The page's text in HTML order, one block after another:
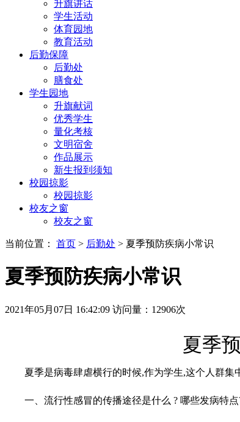
升旗讲话
学生活动
体育园地
教育活动
后勤保障
后勤处
膳食处
学生园地
升旗献词
优秀学生
量化考核
文明宿舍
作品展示
新生报到须知
校园掠影
校园掠影
校友之窗
校友之窗
当前位置： 首页 > 后勤处 > 夏季预防疾病小常识
夏季预防疾病小常识
2021年05月07日 16:42:09 访问量： 12906次
夏季预防
夏季是病毒肆虐横行的时候,作为学生,这个人群
一、流行性感冒的传播途径是什么 ? 哪些发病特点